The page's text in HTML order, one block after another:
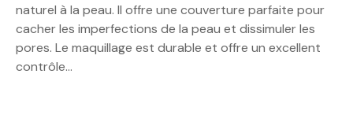
naturel à la peau. Il offre une couverture parfaite pour
cacher les imperfections de la peau et dissimuler les
pores. Le maquillage est durable et offre un excellent
contrôle…